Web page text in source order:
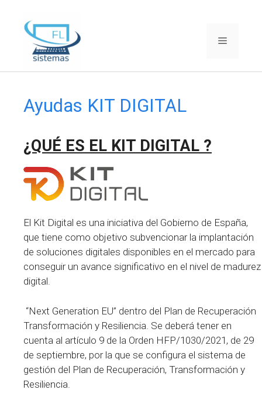
contenido
Menú
Ayudas KIT DIGITAL
¿QUÉ ES EL KIT DIGITAL ?
El Kit Digital es una iniciativa del Gobierno de España,
que tiene como objetivo subvencionar la implantación
de soluciones digitales disponibles en el mercado para
conseguir un avance significativo en el nivel de madurez
digital.
“Next Generation EU” dentro del Plan de Recuperación
Transformación y Resiliencia. Se deberá tener en
cuenta al artículo 9 de la Orden HFP/1030/2021, de 29
de septiembre, por la que se configura el sistema de
gestión del Plan de Recuperación, Transformación y
Resiliencia.